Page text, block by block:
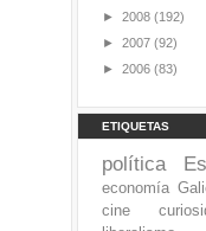
► 2008 (192)
► 2007 (92)
► 2006 (83)
ETIQUETAS
política
economía
cine